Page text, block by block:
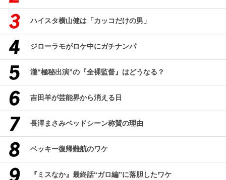
ハイスタ横山健は「カッコだけの男」
ジローラモがロケ中にガチナンパ
瀧“極秘出演”の『全裸監督』はどうなる？
吉田羊が芸能界から消える日
長澤まさみベッドシーン称賛の理由
ベッキー復帰難航のワケ
『ミスなか』最終話“ガロ編”に落胆したワケ